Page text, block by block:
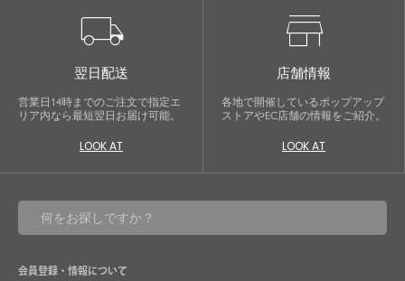
local_shipping
翌日配送
営業日14時までのご注文で指定エ
リア内なら最短翌日お届け可能。
LOOK AT
store
店舗情報
各地で開催しているポップアップ
ストアやEC店舗の情報をご紹介。
LOOK AT
会員登録・情報について